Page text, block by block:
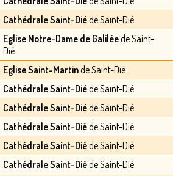
Cathédrale Saint-Diéde Saint-Dié
Eglise Notre-Dame de Galiléede Saint-
Dié
Eglise Saint-Martinde Saint-Dié
Cathédrale Saint-Diéde Saint-Dié
Cathédrale Saint-Diéde Saint-Dié
Cathédrale Saint-Diéde Saint-Dié
Cathédrale Saint-Diéde Saint-Dié
Cathédrale Saint-Diéde Saint-Dié